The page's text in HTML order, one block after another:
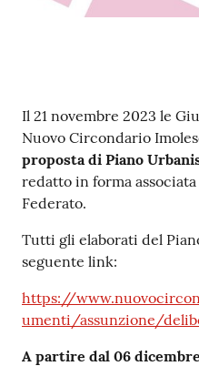
Contenuto
Il 21 novembre 2023 le
Nuovo Circondario
proposta di Piano
redatto in forma
Federato.
Tutti gli elaborati del
seguente link:
https://
umenti/assunzione/
A partire dal 06